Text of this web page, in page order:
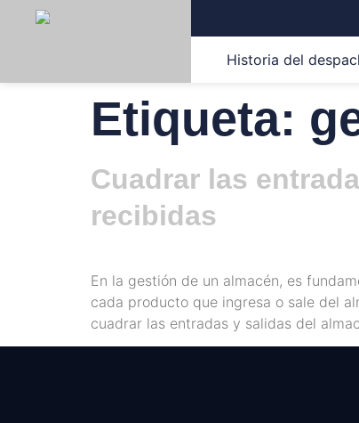
Historia del
Etiqueta:
Cuadrar las
recibidas
En la gestión de un almacén, es
cada producto que ingresa o sale del
cuadrar las entradas y salidas del